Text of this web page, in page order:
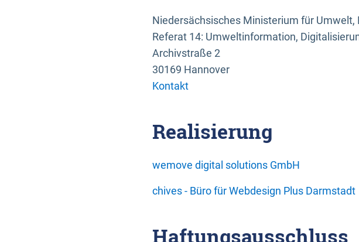
Niedersächsisches Ministerium für Umwelt,
Referat 14: Umweltinformation,
Archivstraße 2
30169 Hannover
Kontakt
Realisierung
wemove digital solutions GmbH
chives - Büro für Webdesign Plus Darmstadt
Haftungsausschluss